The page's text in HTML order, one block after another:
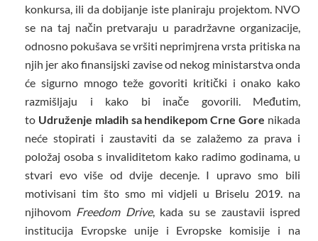
konkursa, ili da dobijanje iste planiraju projektom. NVO
se na taj način pretvaraju u paradržavne organizacije,
odnosno pokušava se vršiti neprimjrena vrsta pritiska na
njih jer ako finansijski zavise od nekog ministarstva onda
će sigurno mnogo teže govoriti kritički i onako kako
razmišljaju i kako bi inače govorili. Međutim,
to Udruženje mladih sa hendikepom Crne Gore nikada
neće stopirati i zaustaviti da se zalažemo za prava i
položaj osoba s invaliditetom kako radimo godinama, u
stvari evo više od dvije decenje. I upravo smo bili
motivisani tim što smo mi vidjeli u Briselu 2019. na
njihovom Freedom Drive, kada su se zaustavii ispred
institucija Evropske unije i Evropske komisije i na